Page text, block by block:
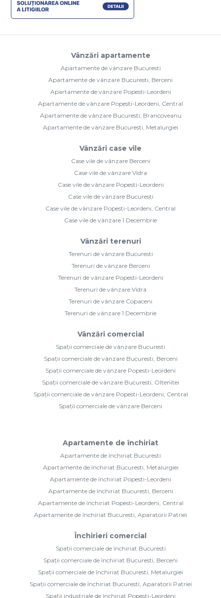
Vânzări apartamente
Apartamente de vânzare Bucuresti
Apartamente de vânzare Bucuresti, Berceni
Apartamente de vânzare Popesti-Leordeni
Apartamente de vânzare Popesti-Leordeni, Central
Apartamente de vânzare Bucuresti, Brancoveanu
Apartamente de vânzare Bucuresti, Metalurgiei
Vânzări case vile
Case vile de vânzare Berceni
Case vile de vânzare Vidra
Case vile de vânzare Popesti-Leordeni
Case vile de vânzare Bucuresti
Case vile de vânzare Popesti-Leordeni, Central
Case vile de vânzare 1 Decembrie
Vânzări terenuri
Terenuri de vânzare Bucuresti
Terenuri de vânzare Berceni
Terenuri de vânzare Popesti-Leordeni
Terenuri de vânzare Vidra
Terenuri de vânzare Copaceni
Terenuri de vânzare 1 Decembrie
Vânzări comercial
Spații comerciale de vânzare Bucuresti
Spații comerciale de vânzare Bucuresti, Berceni
Spații comerciale de vânzare Popesti-Leordeni
Spații comerciale de vânzare Bucuresti, Oltenitei
Spații comerciale de vânzare Popesti-Leordeni, Central
Spații comerciale de vânzare Berceni
Apartamente de închiriat
Apartamente de închiriat Bucuresti
Apartamente de închiriat Bucuresti, Metalurgiei
Apartamente de închiriat Popesti-Leordeni
Apartamente de închiriat Bucuresti, Berceni
Apartamente de închiriat Popesti-Leordeni, Central
Apartamente de închiriat Bucuresti, Aparatorii Patriei
Închirieri comercial
Spații comerciale de închiriat Bucuresti
Spații comerciale de închiriat Bucuresti, Berceni
Spații comerciale de închiriat Bucuresti, Metalurgiei
Spații comerciale de închiriat Bucuresti, Aparatorii Patriei
Spații industriale de închiriat Popesti-Leordeni